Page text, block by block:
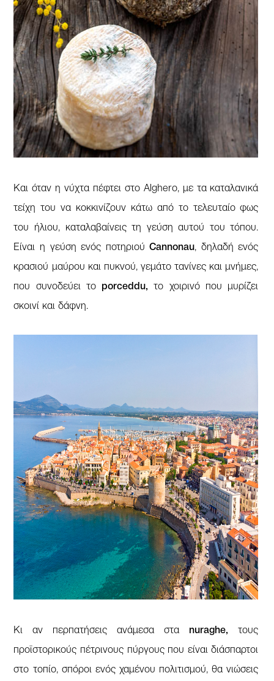
Και όταν η νύχτα πέφτει στο Alghero, με τα καταλανικά
τείχη του να κοκκινίζουν κάτω από το τελευταίο φως
του ήλιου, καταλαβαίνεις τη γεύση αυτού του τόπου.
Είναι η γεύση ενός ποτηριούCannonau, δηλαδή ενός
κρασιού μαύρου και πυκνού, γεμάτο τανίνες και μνήμες,
που συνοδεύει το porceddu, το χοιρινό που μυρίζει
σκοινί και δάφνη.
Κι αν περπατήσεις ανάμεσα στα nuraghe, τους
προϊστορικούς πέτρινους πύργους που είναι διάσπαρτοι
στο τοπίο, σπόροι ενός χαμένου πολιτισμού, θα νιώσεις